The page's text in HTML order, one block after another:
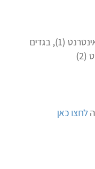
חנות בגדים באינטרנט (1), בגדים
לחצו כאן